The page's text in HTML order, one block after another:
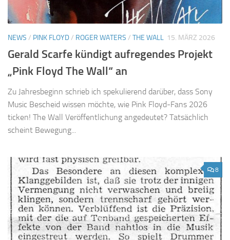
NEWS / PINK FLOYD/ ROGER WATERS / THE WALL 15. MÄRZ 2026
Gerald Scarfe kündigt aufregendes Projekt
„Pink Floyd The Wall“ an
Zu Jahresbeginn schrieb ich spekulierend darüber, dass Sony
Music Bescheid wissen möchte, wie Pink Floyd-Fans 2026
ticken! The Wall Veröffentlichung angedeutet? Tatsächlich
scheint Bewegung...
8